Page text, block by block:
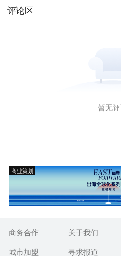
评论区
暂无
商业策划
商务合作 关于我们
城市加盟
寻求报道